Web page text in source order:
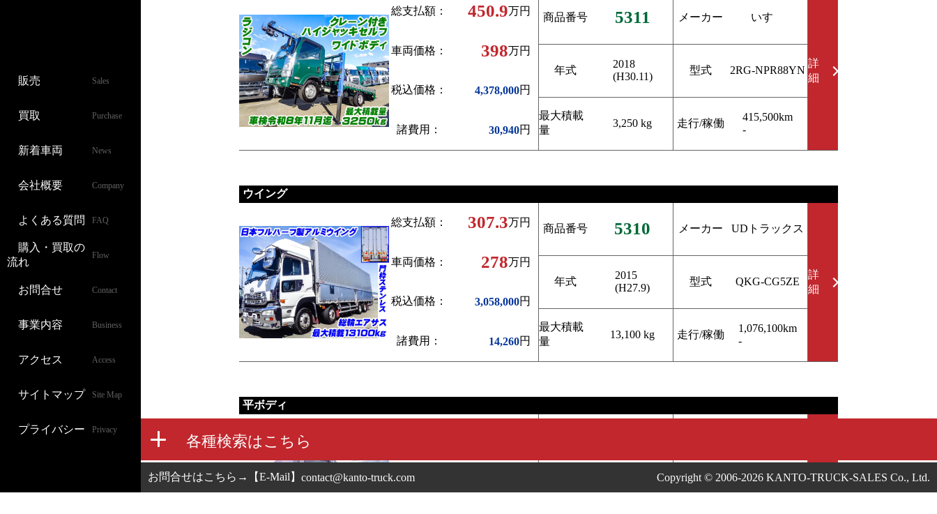
販売 Sales
買取 Purchase
新着車両 News
会社概要 Company
よくある質問 FAQ
購入・買取の
流れ
Flow
お問合せ Contact
事業内容 Business
アクセス Access
サイトマップ Site Map
プライバシー Privacy
総支払額： 450.9万円
車両価格： 398万円
税込価格： 4,378,000円
諸費用： 30,940円
商品番号 5311 メーカー いすゞ
年式
2018
(H30.11)
型式 2RG-NPR88YN
最大積載
量
3,250 kg 走行/稼働
415,500km
-
詳
細
ウイング
総支払額： 307.3万円
車両価格： 278万円
税込価格： 3,058,000円
諸費用： 14,260円
商品番号 5310 メーカー UDトラックス
年式
2015
(H27.9)
型式 QKG-CG5ZE
最大積載
量
13,100 kg 走行/稼働
1,076,100km
-
詳
細
平ボディ
車両価格：
年式 型式 TRG-NLR85AR
お問合せはこちら→【E-Mail】 contact@kanto-truck.com Copyright © 2006-2026 KANTO-TRUCK-SALES Co., Ltd.